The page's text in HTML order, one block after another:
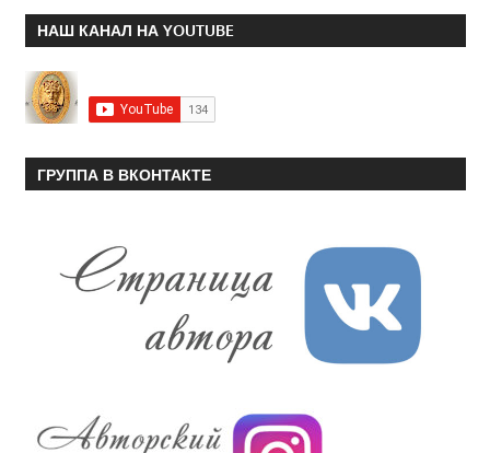
НАШ КАНАЛ НА YOUTUBE
ГРУППА В ВКОНТАКТЕ